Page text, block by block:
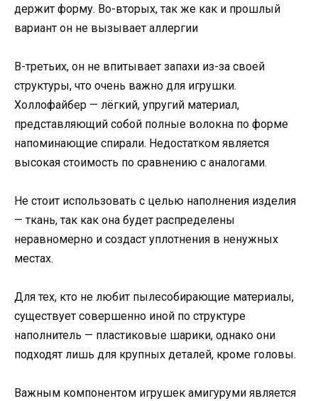
держит форму. Во-вторых, так же как и прошлый
вариант он не вызывает аллергии
В-третьих, он не впитывает запахи из-за своей
структуры, что очень важно для игрушки.
Холлофайбер — лёгкий, упругий материал,
представляющий собой полные волокна по форме
напоминающие спирали. Недостатком является
высокая стоимость по сравнению с аналогами.
Не стоит использовать с целью наполнения изделия
— ткань, так как она будет распределены
неравномерно и создаст уплотнения в ненужных
местах.
Для тех, кто не любит пылесобирающие материалы,
существует совершенно иной по структуре
наполнитель — пластиковые шарики, однако они
подходят лишь для крупных деталей, кроме головы.
Важным компонентом игрушек амигуруми является